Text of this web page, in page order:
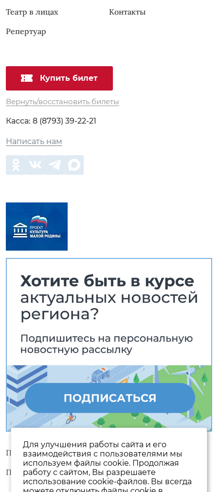
Театр в лицах
Репертуар
Контакты
Купить билет
Вернуть/восстановить билеты
Касса: 8 (8793) 39-22-21
Написать нам
Пользовательское соглашение
Политика конфиденциальности
Для улучшения работы сайта и его
взаимодействия с пользователями мы
используем файлы cookie. Продолжая
работу с сайтом, Вы разрешаете
использование cookie-файлов. Вы всегда